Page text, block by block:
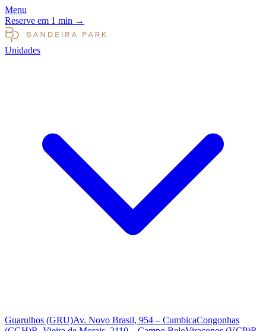
Menu
Reserve em 1 min →
Unidades
Guarulhos (GRU)Av. Novo Brasil, 954 – CumbicaCongonhas